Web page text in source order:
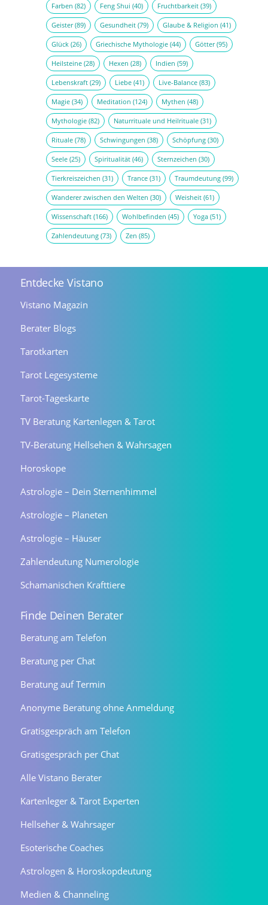
Farben (82) Feng Shui (40) Fruchtbarkeit(39)
Geister(89) Gesundheit(79) Glaube & Religion (41)
Glück(26) Griechische Mythologie(44) Götter(95)
Heilsteine(28) Hexen (28) Indien (59)
Lebenskraft(29) Liebe(41) Live-Balance(83)
Magie(34) Meditation (124) Mythen (48)
Mythologie(82) Naturrituale und Heilrituale(31)
Rituale(78) Schwingungen (38) Schöpfung(30)
Seele(25) Spiritualität(46) Sternzeichen (30)
Tierkreiszeichen (31) Trance(31) Traumdeutung(99)
Wanderer zwischen den Welten (30) Weisheit(61)
Wissenschaft(166) Wohlbefinden (45) Yoga(51)
Zahlendeutung(73) Zen (85)
Entdecke Vistano
Vistano Magazin
Berater Blogs
Tarotkarten
Tarot Legesysteme
Tarot-Tageskarte
TV Beratung Kartenlegen & Tarot
TV-Beratung Hellsehen & Wahrsagen
Horoskope
Astrologie – Dein Sternenhimmel
Astrologie – Planeten
Astrologie – Häuser
Zahlendeutung Numerologie
Schamanischen Krafttiere
Finde Deinen Berater
Beratung am Telefon
Beratung per Chat
Beratung auf Termin
Anonyme Beratung ohne Anmeldung
Gratisgespräch am Telefon
Gratisgespräch per Chat
Alle Vistano Berater
Kartenleger & Tarot Experten
Hellseher & Wahrsager
Esoterische Coaches
Astrologen & Horoskopdeutung
Medien & Channeling